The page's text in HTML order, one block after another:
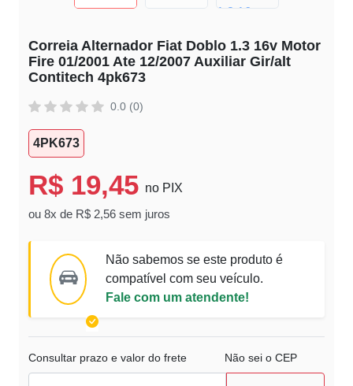
Correia Alternador Fiat Doblo 1.3 16v Motor
Fire 01/2001 Ate 12/2007 Auxiliar Gir/alt
Contitech 4pk673
0.0 (0)
4PK673
R$ 19,45 no PIX
ou 8x de R$ 2,56 sem juros
Não sabemos se este produto é
compatível com seu veículo.
Fale com um atendente!
Consultar prazo e valor do frete Não sei o CEP